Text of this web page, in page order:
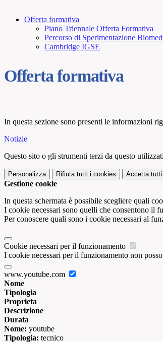
Offerta formativa
Piano Triennale Offerta Formativa
Percorso di Sperimentazione
Cambridge IGSE
Offerta formativa
In questa sezione sono presenti le informazioni
Notizie
Questo sito o gli strumenti terzi da questo
Personalizza Rifiuta tutti i cookies Accetta tutti
Gestione cookie
In questa schermata è possibile scegliere quali
I cookie necessari sono quelli che consentono il
Per conoscere quali sono i cookie necessari al
Cookie necessari per il funzionamento
I cookie necessari per il funzionamento non
www.youtube.com
Nome
Tipologia
Proprieta
Descrizione
Durata
Nome: youtube
Tipologia: tecnico